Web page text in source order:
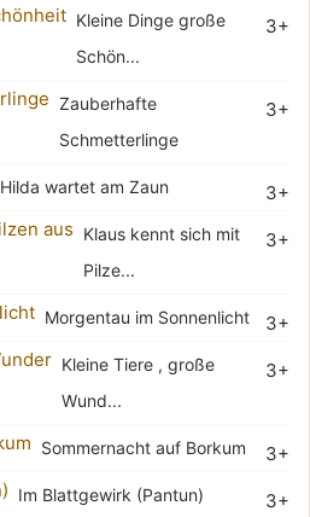
3+
Kleine Dinge große
Schön...
3+
Zauberhafte
Schmetterlinge
3+
Hilda wartet am Zaun
3+
Klaus kennt sich mit
Pilze...
3+
Morgentau im Sonnenlicht
3+
Kleine Tiere , große
Wund...
3+
Sommernacht auf Borkum
3+
Im Blattgewirk (Pantun)